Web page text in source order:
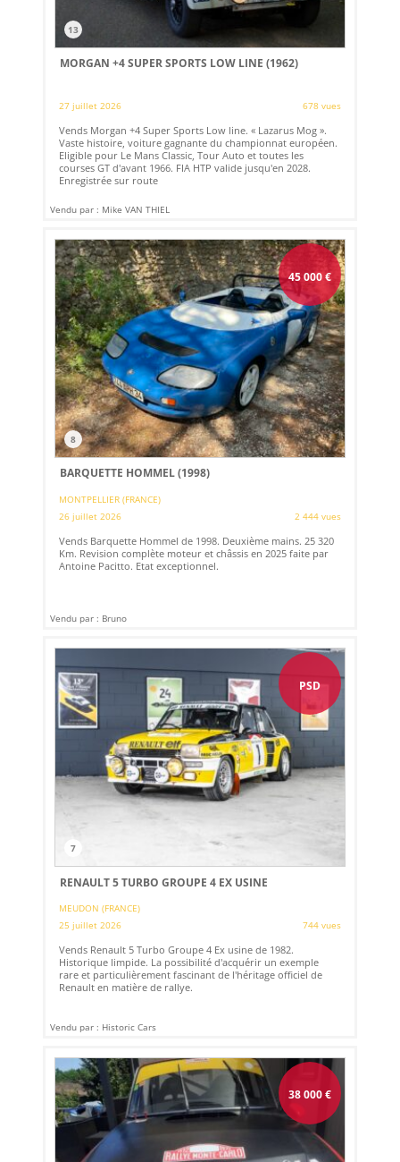
13
MORGAN +4 SUPER SPORTS LOW LINE (1962)
27 juillet 2026 678 vues
Vends Morgan +4 Super Sports Low line. « Lazarus Mog ».
Vaste histoire, voiture gagnante du championnat européen.
Eligible pour Le Mans Classic, Tour Auto et toutes les
courses GT d'avant 1966. FIA HTP valide jusqu'en 2028.
Enregistrée sur route
Vendu par : Mike VAN THIEL
45 000€
8
BARQUETTE HOMMEL (1998)
MONTPELLIER (FRANCE)
26 juillet 2026
2 444 vues
Vends Barquette Hommel de 1998. Deuxième mains. 25 320
Km. Revision complète moteur et châssis en 2025 faite par
Antoine Pacitto. Etat exceptionnel.
Vendu par : Bruno
PSD
7
RENAULT 5 TURBO GROUPE 4 EX USINE
MEUDON (FRANCE)
25 juillet 2026
744 vues
Vends Renault 5 Turbo Groupe 4 Ex usine de 1982.
Historique limpide. La possibilité d'acquérir un exemple
rare et particulièrement fascinant de l'héritage officiel de
Renault en matière de rallye.
Vendu par : Historic Cars
38 000€